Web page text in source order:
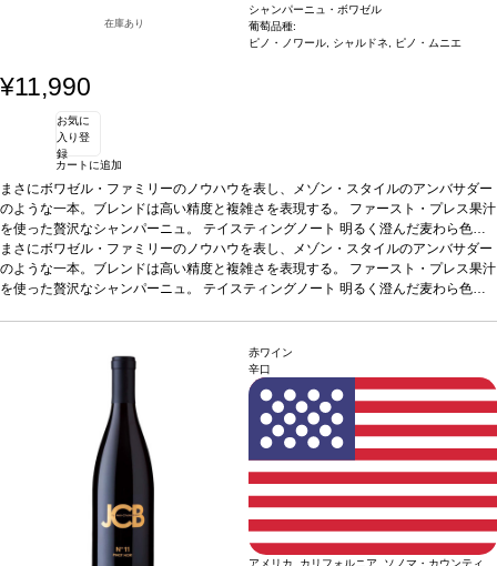
在庫あり
シャンパーニュ・ボワゼル
葡萄品種:
ピノ・ノワール, シャルドネ, ピノ・ムニエ
¥11,990
お気に
入り登
録
カートに追加
まさにボワゼル・ファミリーのノウハウを表し、メゾン・スタイルのアンバサダー
のような一本。ブレンドは高い精度と複雑さを表現する。 ファースト・プレス果汁
を使った贅沢なシャンパーニュ。 テイスティングノート 明るく澄んだ麦わら色
で、素晴らしく繊細で軽やかな渦を巻いた泡が立ち上る。ノーズは表情豊かでフレ
ッシュ、白い花（サンザシ）のアロマを最初に感じ、白桃、アプリコット、柑橘
類、ペイストリーのニュアンスなど、見事な果実味のエレガントさが続く。魅惑的
アペリティフに最適、また魚介類や焼き魚などと良く合う。
40% ピノ・ノワール、35% シャルドネ、25% ピノ・ムニエ
まさにボワゼル・ファミリーのノウハウを表し、メゾン・スタイルのアンバサダー
のような一本。ブレンドは高い精度と複雑さを表現する。 ファースト・プレス果汁
を使った贅沢なシャンパーニュ。 テイスティングノート 明るく澄んだ麦わら色
類、ペイストリーのニュアンスなど、見事な果実味のエレガントさが続く。魅惑的
なテクスチャーの味わいは、フレッシュでしなやか、バランスが取れていて、凝縮
した洋梨の砂糖漬け、アカシア、ハチミツの含みへと展開する。後味はリッチで長
合う料理アペリティフに最適、また魚介類や焼き魚などと良く合う。
40% ピノ・ノワール、35% シャルドネ、25% ピノ・ムニエ
赤ワイン
辛口
アメリカ カリフォルニア ソノマ・カウンティ